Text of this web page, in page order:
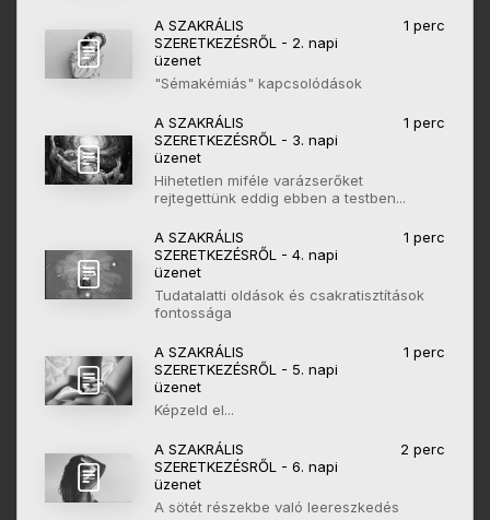
A SZAKRÁLIS
SZERETKEZÉSRŐL - 2. napi
üzenet
1 perc
"Sémakémiás" kapcsolódások
A SZAKRÁLIS
SZERETKEZÉSRŐL - 3. napi
üzenet
1 perc
Hihetetlen miféle varázserőket
rejtegettünk eddig ebben a testben...
A SZAKRÁLIS
SZERETKEZÉSRŐL - 4. napi
üzenet
1 perc
Tudatalatti oldások és csakratisztítások
fontossága
A SZAKRÁLIS
SZERETKEZÉSRŐL - 5. napi
üzenet
1 perc
Képzeld el...
A SZAKRÁLIS
SZERETKEZÉSRŐL - 6. napi
üzenet
2 perc
A sötét részekbe való leereszkedés